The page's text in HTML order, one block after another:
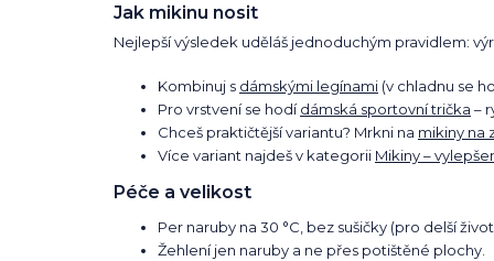
Jak mikinu nosit
Nejlepší výsledek uděláš jednoduchým pravidlem:
Kombinuj s dámskými legínami (v chladnu se
Pro vrstvení se hodídámská sportovní trička –
Chceš praktičtější variantu? Mrkni na mikiny na
Více variant najdeš v kategorii Mikiny –
Péče a velikost
Per naruby na 30 °C, bez sušičky (pro delší
Žehlení jen naruby a ne přes potištěné plochy.